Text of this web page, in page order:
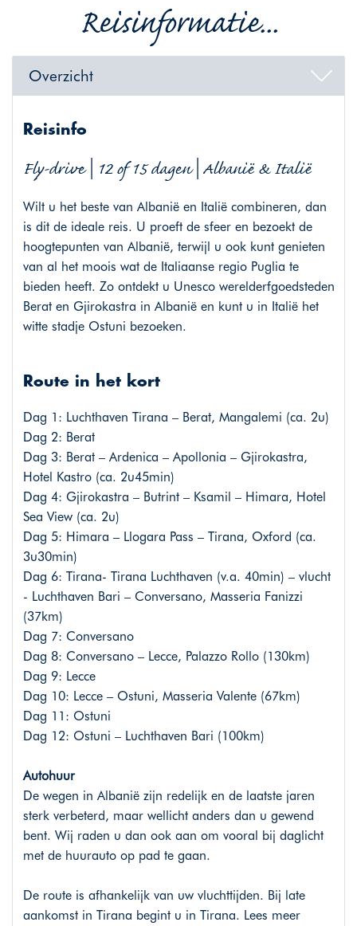
Reisinformatie...
Overzicht
Reisinfo
Fly-drive | 12 of 15 dagen | Albanië & Italië
Wilt u het beste van Albanië en Italië combineren, dan
is dit de ideale reis. U proeft de sfeer en bezoekt de
hoogtepunten van Albanië, terwijl u ook kunt genieten
van al het moois wat de Italiaanse regio Puglia te
bieden heeft. Zo ontdekt u Unesco werelderfgoedsteden
Berat en Gjirokastra in Albanië en kunt u in Italië het
witte stadje Ostuni bezoeken.
Route in het kort
Dag 1: Luchthaven Tirana – Berat, Mangalemi (ca. 2u)
Dag 2: Berat
Dag 3: Berat – Ardenica – Apollonia – Gjirokastra,
Hotel Kastro (ca. 2u45min)
Dag 4: Gjirokastra – Butrint – Ksamil – Himara, Hotel
Sea View (ca. 2u)
Dag 5: Himara – Llogara Pass – Tirana, Oxford (ca.
3u30min)
Dag 6: Tirana- Tirana Luchthaven (v.a. 40min) – vlucht
- Luchthaven Bari – Conversano, Masseria Fanizzi
(37km)
Dag 7: Conversano
Dag 8: Conversano – Lecce, Palazzo Rollo (130km)
Dag 9: Lecce
Dag 10: Lecce – Ostuni, Masseria Valente (67km)
Dag 11: Ostuni
Dag 12: Ostuni – Luchthaven Bari (100km)
Autohuur
De wegen in Albanië zijn redelijk en de laatste jaren
sterk verbeterd, maar wellicht anders dan u gewend
bent. Wij raden u dan ook aan om vooral bij daglicht
met de huurauto op pad te gaan.
De route is afhankelijk van uw vluchttijden. Bij late
aankomst in Tirana begint u in Tirana. Lees meer